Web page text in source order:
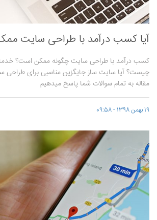
آیا کسب درآمد با طراحی سایت
کسب درآمد با طراحی سایت چگونه ممکن است؟
چیست؟ آیا سایت ساز جایگزین مناسبی برای طراحی
مقاله به تمام سوالات شما پاسخ میدهیم
19 بهمن 1398 - 09:58